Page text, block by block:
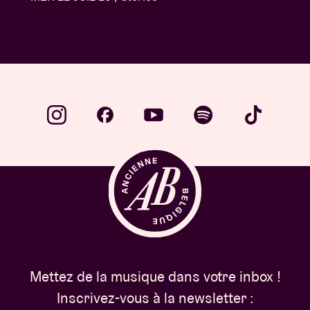
Mettez de la musique dans votre inbox !
Inscrivez-vous à la newsletter :